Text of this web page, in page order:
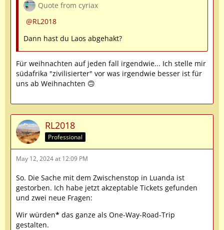
Quote from cyriax
RL2018
Dann hast du Laos abgehakt?
Für weihnachten auf jeden fall irgendwie... Ich stelle mir
südafrika "zivilisierter" vor was irgendwie besser ist für
uns ab Weihnachten 🙃
RL2018
Professional
May 12, 2024 at 12:09 PM
So. Die Sache mit dem Zwischenstop in Luanda ist
gestorben. Ich habe jetzt akzeptable Tickets gefunden
und zwei neue Fragen:
Wir würden* das ganze als One-Way-Road-Trip
gestalten.